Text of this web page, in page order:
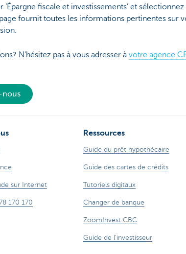
‘Épargne fiscale et investissements’ et
fournit toutes les informations pertinentes sur
N'hésitez pas à vous adresser à votre agence
nous
sur Internet
170 170
Ressources
Guide du prêt hypothécaire
Guide des cartes de crédits
Tutoriels digitaux
Changer de banque
ZoomInvest CBC
Guide de l'investisseur